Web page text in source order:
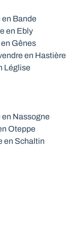
en Bande
en Ebly
Gênes
en Hastière
Léglise
en Nassogne
Oteppe
en Schaltin